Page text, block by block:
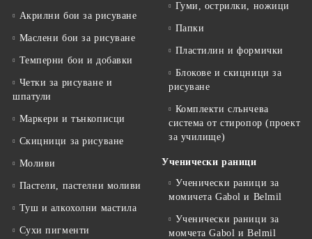
Акрилни бои за рисуване
Маслени бои за рисуване
Темперни бои и добавки
Четки за рисуване и
шпатули
Маркери и тънкописци
Скицници за рисуване
Моливи
Пастели, пастелни моливи
Туш и алкохолни мастила
Сухи пигменти
Гуми, острилки, ножици
Папки
Пластилин и формички
Блокове и скицници за
рисуване
Комплекти слънчева
система от стиропор (проект
за училище)
Ученически раници
Ученически раници за
момичета Gabol и Belmil
Ученически раници за
момчета Gabol и Belmil